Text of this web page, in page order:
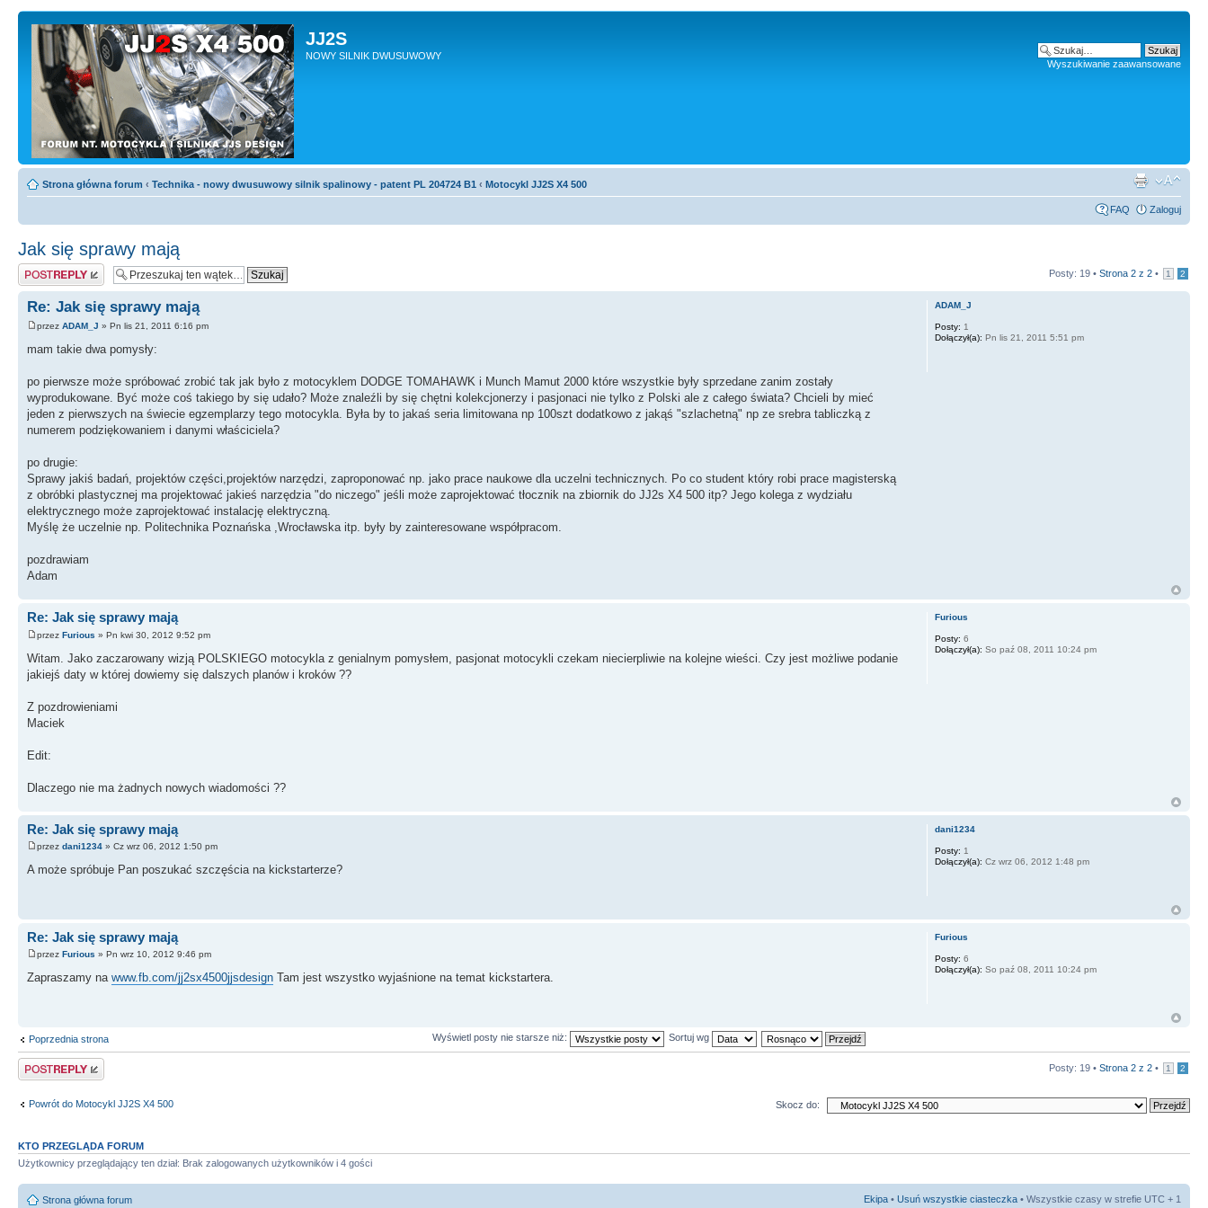
JJ2S
NOWY SILNIK DWUSUWOWY
Wyszukiwanie zaawansowane
Strona główna forum ‹ Technika - nowy dwusuwowy silnik spalinowy - patent PL 204724 B1 ‹ Motocykl JJ2S X4 500
FAQ Zaloguj
Jak się sprawy mają
Odpowiedz Posty: 19 • Strona 2 z 2 • 1 2
Re: Jak się sprawy mają
przez ADAM_J » Pn lis 21, 2011 6:16 pm
mam takie dwa pomysły:
po pierwsze może spróbować zrobić tak jak było z motocyklem DODGE TOMAHAWK i Munch Mamut 2000 które wszystkie były sprzedane zanim zostały
wyprodukowane. Być może coś takiego by się udało? Może znaleźli by się chętni kolekcjonerzy i pasjonaci nie tylko z Polski ale z całego świata? Chcieli by mieć
jeden z pierwszych na świecie egzemplarzy tego motocykla. Była by to jakaś seria limitowana np 100szt dodatkowo z jakąś "szlachetną" np ze srebra tabliczką z
numerem podziękowaniem i danymi właściciela?
po drugie:
Sprawy jakiś badań, projektów części,projektów narzędzi, zaproponować np. jako prace naukowe dla uczelni technicznych. Po co student który robi prace magisterską
z obróbki plastycznej ma projektować jakieś narzędzia "do niczego" jeśli może zaprojektować tłocznik na zbiornik do JJ2s X4 500 itp? Jego kolega z wydziału
elektrycznego może zaprojektować instalację elektryczną.
Myślę że uczelnie np. Politechnika Poznańska ,Wrocławska itp. były by zainteresowane współpracom.
pozdrawiam
Adam
ADAM_J
Posty: 1
Dołączył(a): Pn lis 21, 2011 5:51 pm
Re: Jak się sprawy mają
przez Furious » Pn kwi 30, 2012 9:52 pm
Witam. Jako zaczarowany wizją POLSKIEGO motocykla z genialnym pomysłem, pasjonat motocykli czekam niecierpliwie na kolejne wieści. Czy jest możliwe podanie
jakiejś daty w której dowiemy się dalszych planów i kroków ??
Z pozdrowieniami
Maciek
Edit:
Dlaczego nie ma żadnych nowych wiadomości ??
Furious
Posty: 6
Dołączył(a): So paź 08, 2011 10:24 pm
Re: Jak się sprawy mają
przez dani1234 » Cz wrz 06, 2012 1:50 pm
A może spróbuje Pan poszukać szczęścia na kickstarterze?
dani1234
Posty: 1
Dołączył(a): Cz wrz 06, 2012 1:48 pm
Re: Jak się sprawy mają
przez Furious » Pn wrz 10, 2012 9:46 pm
Zapraszamy na www.fb.com/jj2sx4500jjsdesign Tam jest wszystko wyjaśnione na temat kickstartera.
Furious
Posty: 6
Dołączył(a): So paź 08, 2011 10:24 pm
Poprzednia strona Wyświetl posty nie starsze niż: Sortuj wg
Odpowiedz Posty: 19 • Strona 2 z 2 • 1 2
Powrót do Motocykl JJ2S X4 500 Skocz do:
KTO PRZEGLĄDA FORUM
Użytkownicy przeglądający ten dział: Brak zalogowanych użytkowników i 4 gości
Strona główna forum Ekipa • Usuń wszystkie ciasteczka • Wszystkie czasy w strefie UTC + 1